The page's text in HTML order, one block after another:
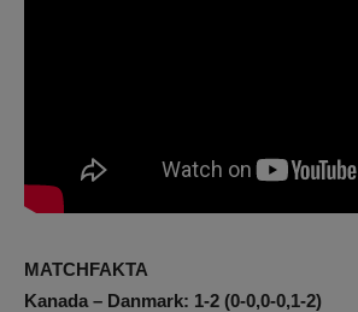
MATCHFAKTA
Kanada – Danmark: 1-2 (0-0,0-0,1-2)